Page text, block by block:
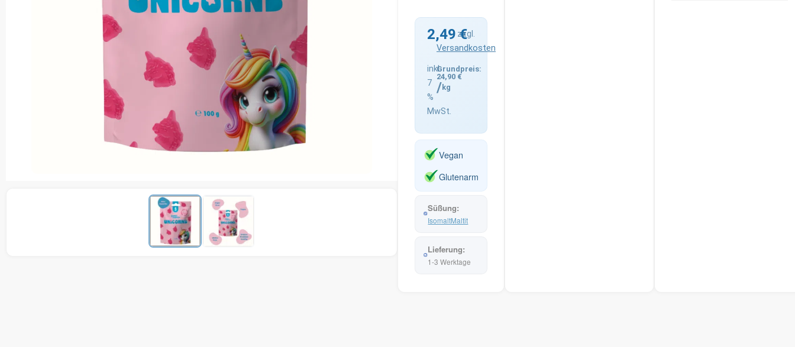
2,49€
inkl.
7
%
MwSt.
zzgl.
Versandkosten
24,90 €
/ kg
Vegan
Glutenarm
IsomaltMaltit
1-3 Werktage